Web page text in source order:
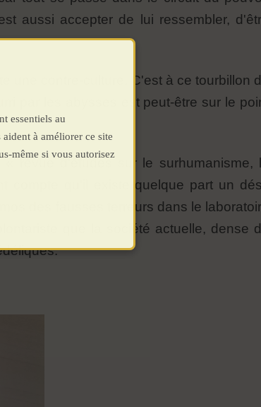
aussi accepter de lui ressembler,
une contre-culture. C'est à ce tourbillon
par les abysses est peut-être sur le
« revue d'études sur le surhumanisme,
compte qu'il existe quelque part un
des fausses terreurs dans le
que la société actuelle, dense
essentiels au
aident à améliorer ce site
même si vous autorisez